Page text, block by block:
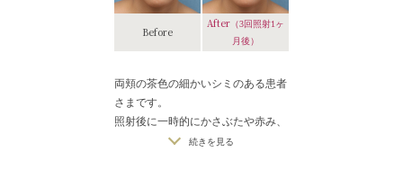
Before
After （3回照射1ヶ
月後）
両頬の茶色の細かいシミのある患者
さまです。
照射後に一時的にかさぶたや赤み、
色素沈着ができますが一気にシミを
続きを見る